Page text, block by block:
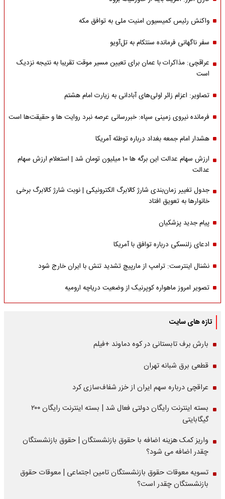
واکنش رئیس کمیسیون امنیت ملی به توافق مکه
سفر ناگهانی فرمانده سنتکام به تل‌آویو
عراقچی: مذاکرات با عمان برای تعیین مسیر موقت تقریبا به نتیجه نزدیک
است
تصاویر: اعزام زائر اولی‌های آبادانی به زیارت امام هشتم
فرمانده نیروی زمینی سپاه: خبررسانی عرصه نبرد روایت ها و حقیقت‌ها است
هشدار امام جمعه بغداد درباره توطئه آمریکا
ارزش سهام عدالت این برگه ها 10 میلیون تومان شد | استعلام ارزش سهام
عدالت
جدول تغییر زمان‌بندی شارژ کالابرگ الکترونیکی | نوبت شارژ کالابرگ برخی
خانوارها به تعویق افتاد
پیام جدید پزشکیان
ادعای زلنسکی درباره توافق با آمریکا
نشنال اینترست: ترامپ از مارپیچ تشدید تنش با ایران خارج شود
تصویر امروز ماهواره کوپرنیک از وضعیت دریاچه ارومیه
تازه های سایت
بارش برف تابستانی در کوه دماوند +فیلم
قطعی برق شبانه تهران
عراقچی درباره سهم ایران از خزر شفاف‌سازی کرد
بسته اینترنت رایگان دولتی فعال شد | بسته اینترنت رایگان ۲۰۰
گیگابایتی
واریز کمک هزینه اضافه با حقوق بازنشستگان | حقوق بازنشستگان
چقدر اضافه می شود؟
تسویه معوقات حقوق بازنشستگان تامین اجتماعی | معوقات حقوق
بازنشستگان چقدر است؟